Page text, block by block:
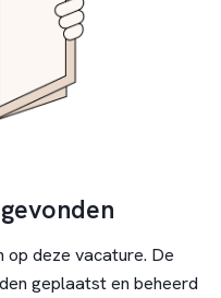
deze vacature. De
geplaatst en beheerd